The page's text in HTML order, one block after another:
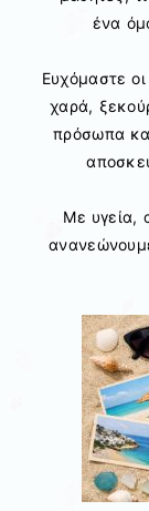
ένα
Ευχόμαστε
χαρά,
πρόσωπα
Με υγεία,